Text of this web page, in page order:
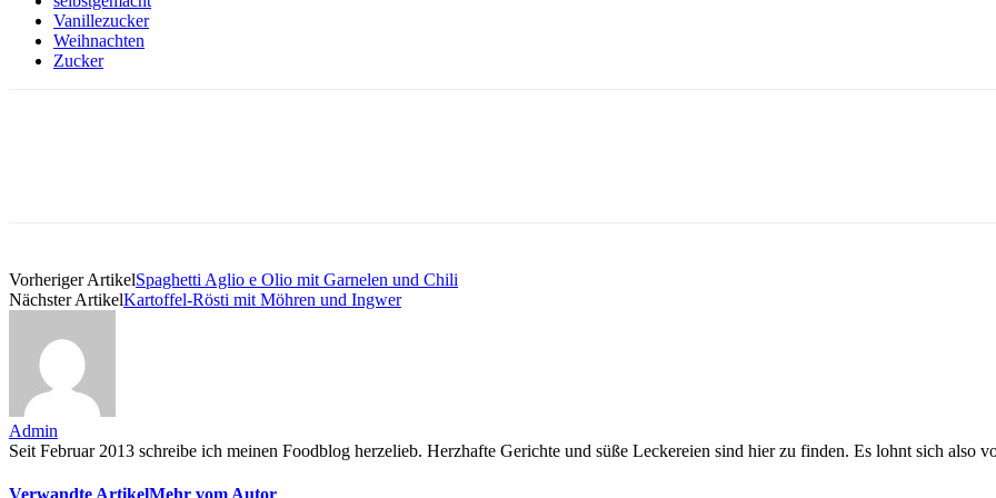
Vanillezucker
Weihnachten
Zucker
Vorheriger ArtikelSpaghetti Aglio e Olio mit Garnelen und Chili
Nächster ArtikelKartoffel-Rösti mit Möhren und Ingwer
Admin
Seit Februar 2013 schreibe ich meinen Foodblog herzelieb. Herzhafte Gerichte und süße Leckereien sind hier zu finden. Es lohnt sich also